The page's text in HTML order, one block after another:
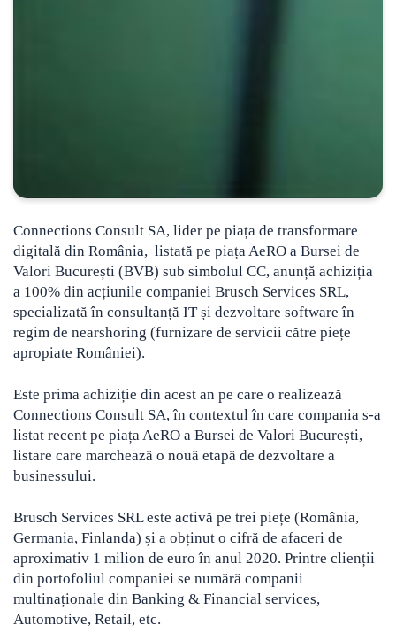
Connections Consult SA, lider pe piața de transformare
digitală din România, listată pe piața AeRO a Bursei de
Valori București (BVB) sub simbolul CC, anunță achiziția
a 100% din acțiunile companiei Brusch Services SRL,
specializată în consultanță IT și dezvoltare software în
regim de nearshoring (furnizare de servicii către piețe
apropiate României).
Este prima achiziție din acest an pe care o realizează
Connections Consult SA, în contextul în care compania s-a
listat recent pe piața AeRO a Bursei de Valori București,
listare care marchează o nouă etapă de dezvoltare a
businessului.
Brusch Services SRL este activă pe trei piețe (România,
Germania, Finlanda) și a obținut o cifră de afaceri de
aproximativ 1 milion de euro în anul 2020. Printre clienții
din portofoliul companiei se numără companii
multinaționale din Banking & Financial services,
Automotive, Retail, etc.